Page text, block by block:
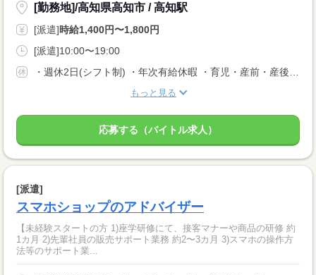
[勤務地]/高知県高知市 / 高知駅
[派遣]時給1,400円〜1,800円
[派遣]10:00〜19:00
・週休2日(シフト制) ・年次有給休暇 ・育児・産前・産後休暇 ・弔事休暇 ・結婚休暇 ・出産休暇 ・交通遮断休暇 ・感染症休暇 ・罹災休暇 ・私傷病休暇 ・その他社内規定による休暇多数有
もっと見る
応募する（バイトル求人）
[派遣]
スマホショップのアドバイザー
【未経験スタートの方 1)座学研修にて、接客マナーや商品の研修 約
1カ月 2)先輩社員の販売サポート業務 約2〜3カ月 3)スマホの操作方
法等のサポート業...